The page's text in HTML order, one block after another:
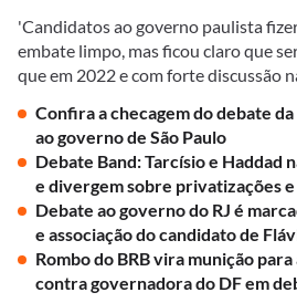
'Candidatos ao governo paulista
embate limpo, mas ficou claro que
que em 2022 e com forte discussão
Confira a checagem do debate
ao governo de São Paulo
Debate Band: Tarcísio e Haddad
e divergem sobre privatizações
Debate ao governo do RJ é
e associação do candidato de
Rombo do BRB vira munição
contra governadora do DF em